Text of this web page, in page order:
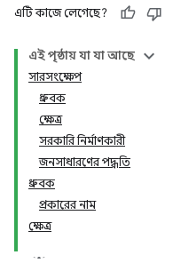
এটি কাজে লেগেছে?
এই পৃষ্ঠায় যা যা আছে
সারসংক্ষেপ
ধ্রুবক
ক্ষেত্র
সরকারি নির্মাণকারী
জনসাধারণের পদ্ধতি
ধ্রুবক
প্রকারের নাম
ক্ষেত্র